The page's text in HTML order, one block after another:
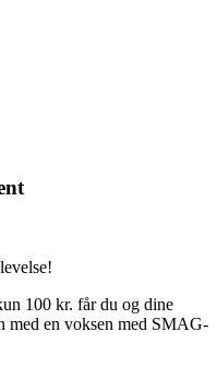
100 kr. får du og dine
med en voksen med SMAG-